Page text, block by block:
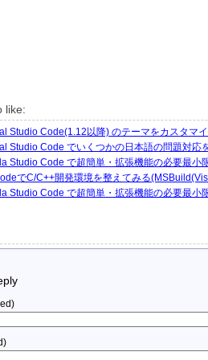
like:
Studio Code(1.12以降) のテーマをカスタマ
Studio Code でいくつかの日本語の問題対応
Studio Code で超簡単・拡張機能の必要最小
でC/C++開発環境を整えてみる
Studio Code で超簡単・拡張機能の必要最小